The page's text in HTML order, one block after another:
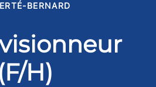
BERNARD
(F/H)